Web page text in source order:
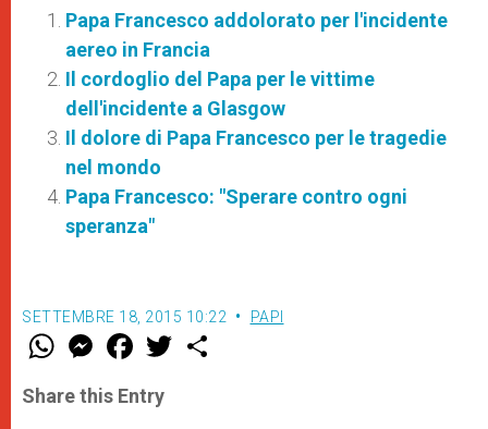
Papa Francesco addolorato per l'incidente
aereo in Francia
Il cordoglio del Papa per le vittime
dell'incidente a Glasgow
Il dolore di Papa Francesco per le tragedie
nel mondo
Papa Francesco: "Sperare contro ogni
speranza"
SETTEMBRE 18, 2015 10:22 PAPI
W
t
s
M
e
s
e
F
a
e
b
w
Share this Entry